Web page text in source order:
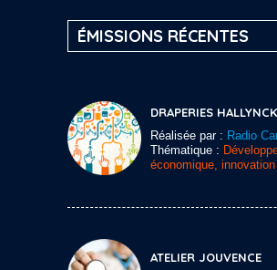
ÉMISSIONS RÉCENTES
DRAPERIES
Réalisée par : Radio
Thématique :
économique, innovation
ATELIER JOUVENCE